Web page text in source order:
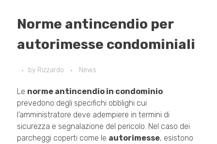
Norme antincendio per
autorimesse condominiali
by Rizzardo News
Le norme antincendio in condominio
prevedono degli specifichi obblighi cui
l’amministratore deve adempiere in termini di
sicurezza e segnalazione del pericolo. Nel caso dei
parcheggi coperti come le autorimesse, esistono